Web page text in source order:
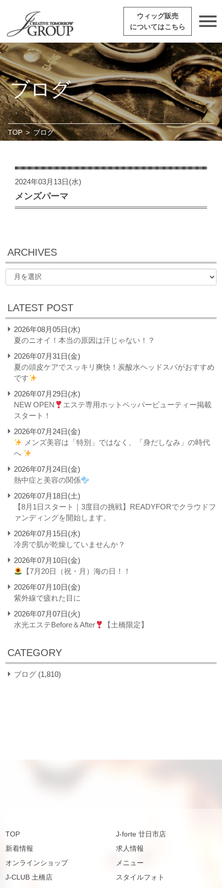
ウィッグ販売
についてはこちら
ブログ
TOP > ブログ
2024年03月13日(水)
メンズパーマ
ARCHIVES
LATEST POST
2026年08月05日(水)
夏のニオイ！本当の原因は汗じゃない！？
2026年07月31日(金)
夏の頭皮ケアでスッキリ爽快！炭酸水ヘッドスパがおすすめ
です
2026年07月29日(水)
NEW OPEN
エステ専用ホットペッパービューティー掲載
スタート！
2026年07月24日(金)
メンズ美容は「特別」ではなく、「身だしなみ」の時代
へ
2026年07月24日(金)
熱中症と美容の関係
2026年07月18日(土)
【8月1日スタート｜3度目の挑戦】READYFORでクラウドフ
ァンディングを開始します。
2026年07月15日(水)
冷房で肌が乾燥していませんか？
2026年07月10日(金)
【7月20日（祝・月）海の日！！
2026年07月10日(金)
紫外線で疲れた目に
2026年07月07日(火)
水光エステBefore＆After
【土橋限定】
CATEGORY
ブログ (1,810)
TOP
新着情報
オンラインショップ
J-CLUB 土橋店
J-forte 廿日市店
求人情報
メニュー
スタイルフォト